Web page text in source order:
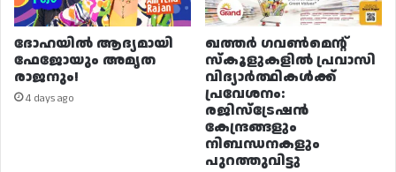
ദോഹയിൽ ആദ്യമായി
ഫേജോയും അമൃത
രാജനും!
4 days ago
ഖത്തർ ഗവൺമെന്റ്
സ്കൂളുകളിൽ പ്രവാസി
വിദ്യാർത്ഥികൾക്ക്
പ്രവേശനം:
രജിസ്ട്രേഷൻ
കേന്ദ്രങ്ങളും
നിബന്ധനകളും
പുറത്തുവിട്ടു